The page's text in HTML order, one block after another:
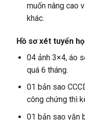
muốn nâng cao
khác.
Hồ sơ xét tuyển
04 ảnh 3×4, áo
quá 6 tháng.
01 bản sao
công chứng thì
01 bản sao văn